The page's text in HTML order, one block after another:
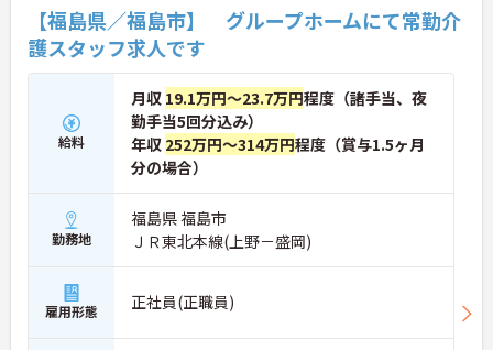
【福島県／福島市】 グループホームにて常勤介
護スタッフ求人です
給料
月収 19.1万円～23.7万円程度（諸手当、夜
勤手当5回分込み）
年収 252万円～314万円程度（賞与1.5ヶ月
分の場合）
勤務地
福島県 福島市
ＪＲ東北本線(上野－盛岡)
雇用形態 正社員(正職員)